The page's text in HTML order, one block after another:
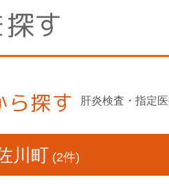
す
ら探す 肝炎検査・指定
川町 (2件)